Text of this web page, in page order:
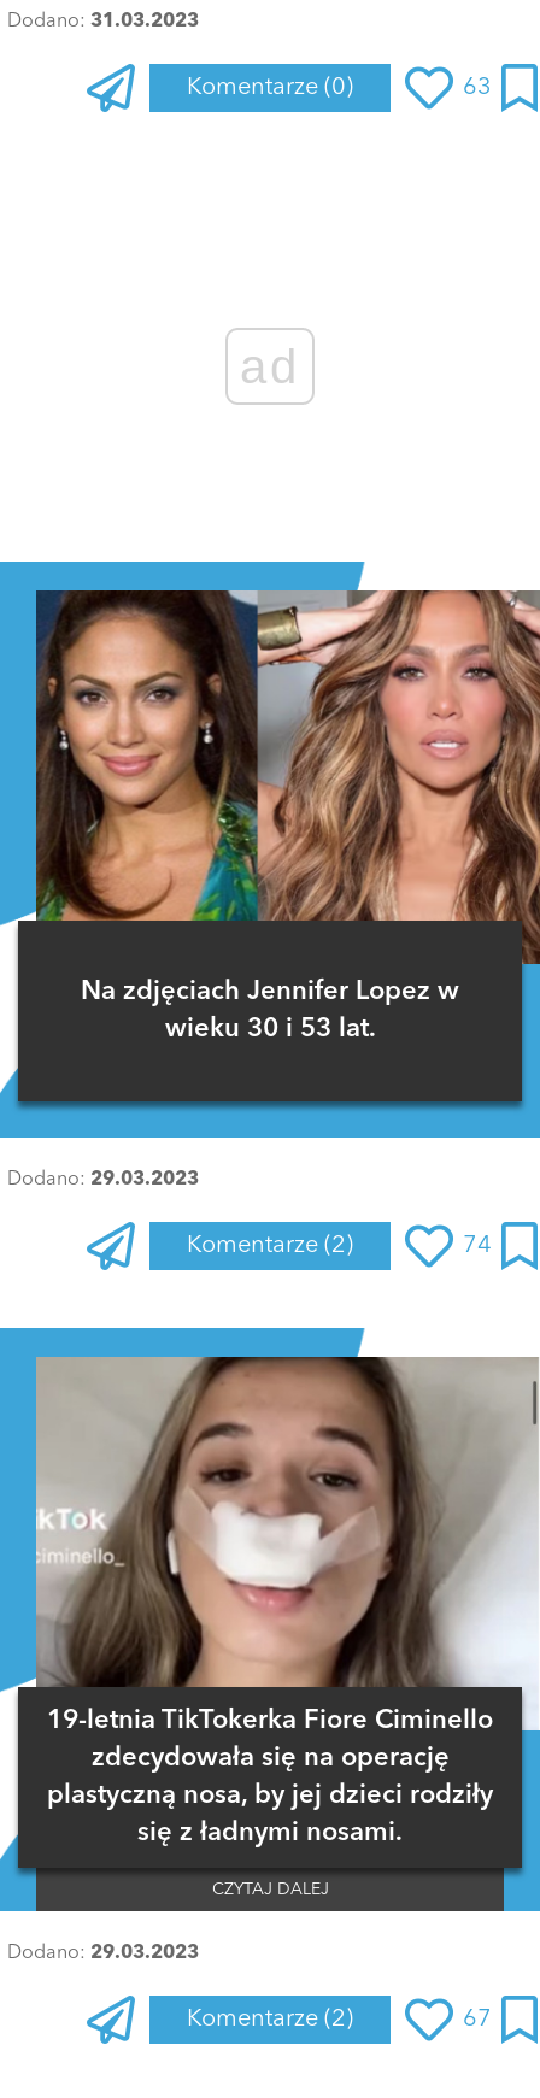
Dodano: 31.03.2023
Komentarze (0) 63
ad
Na zdjęciach Jennifer Lopez w
wieku 30 i 53 lat.
Dodano: 29.03.2023
Komentarze (2) 74
19-letnia TikTokerka Fiore Ciminello
zdecydowała się na operację
plastyczną nosa, by jej dzieci rodziły
się z ładnymi nosami.
CZYTAJ DALEJ
Dodano: 29.03.2023
Komentarze (2) 67